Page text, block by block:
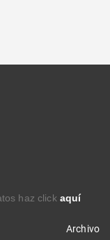
haz click aquí
Archivo